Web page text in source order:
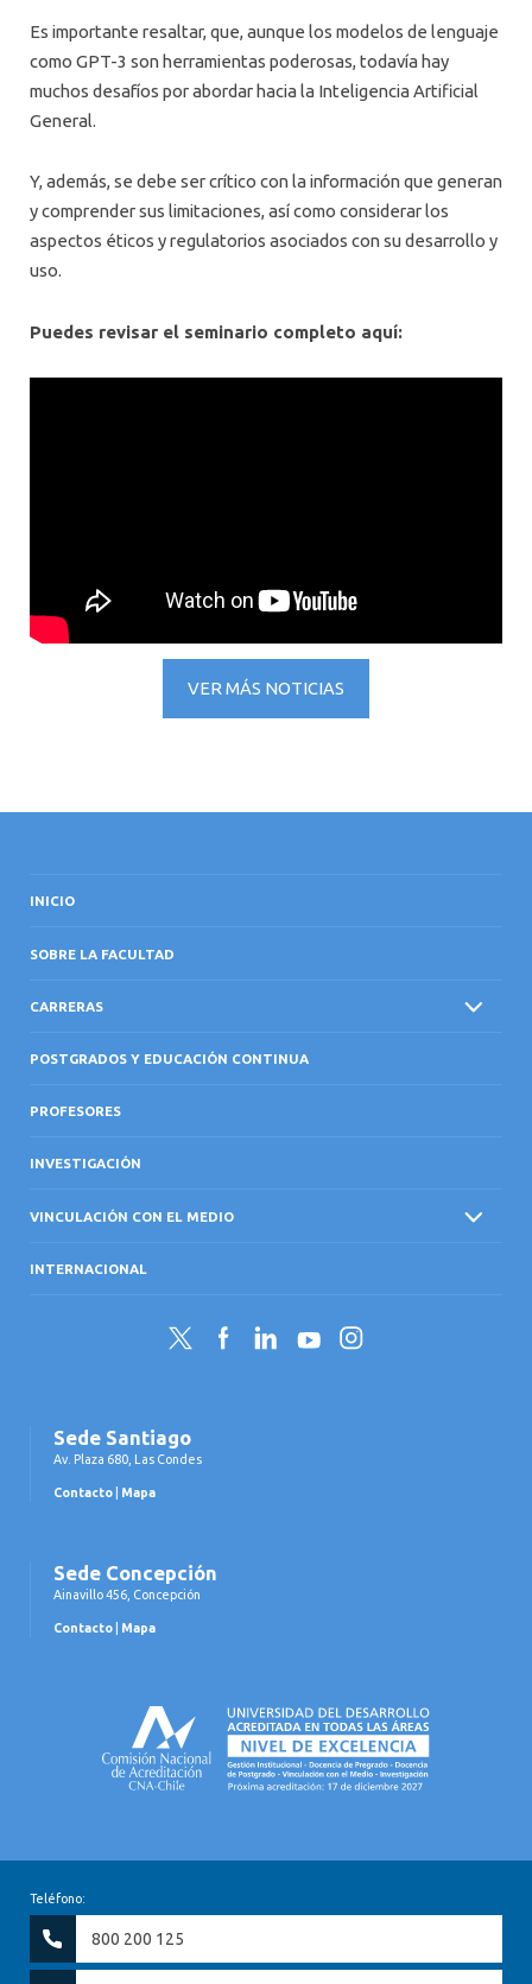
Es importante resaltar, que, aunque los modelos de lenguaje
como GPT-3 son herramientas poderosas, todavía hay
muchos desafíos por abordar hacia la Inteligencia Artificial
General.
Y, además, se debe ser crítico con la información que generan
y comprender sus limitaciones, así como considerar los
aspectos éticos y regulatorios asociados con su desarrollo y
uso.
Puedes revisar el seminario completo aquí:
VER MÁS NOTICIAS
INICIO
SOBRE LA FACULTAD
CARRERAS
POSTGRADOS Y EDUCACIÓN CONTINUA
PROFESORES
INVESTIGACIÓN
VINCULACIÓN CON EL MEDIO
INTERNACIONAL
Twitter FacebookLinkedInYouTubeInstagram
Sede Santiago
Av. Plaza 680, Las Condes
Contacto Mapa
Sede Concepción
Ainavillo 456, Concepción
Contacto Mapa
Teléfono:
800 200 125